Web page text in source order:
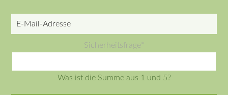
E-
Mail-
Pflichtfeld
Sicherheitsfrage *
Was ist die Summe aus 1 und 5?